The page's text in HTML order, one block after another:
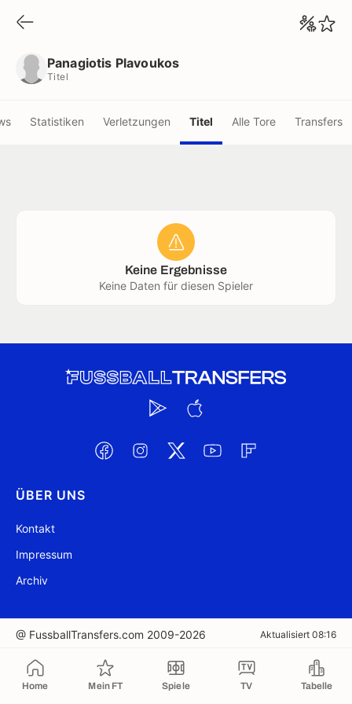
Home Mein FT Spiele TV Tabelle
Panagiotis Plavoukos
Titel
Statistiken Verletzungen Titel Alle Tore Transfers
Keine Ergebnisse
Keine Daten für diesen Spieler
ÜBER UNS
Kontakt
Impressum
Archiv
@ FussballTransfers.com 2009-2026 Aktualisiert 08:16
In die Zwischenablage kopiert